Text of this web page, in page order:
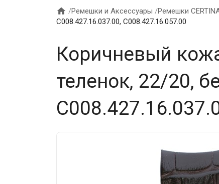
 /Ремешки и Аксессуары /Ремешки
C008.427.16.037.00, C008.427.16.057.00
Коричневый
теленок, 22/20,